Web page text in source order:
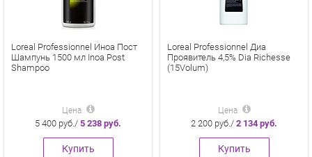
Loreal Professionnel Иноа Пост
Шампунь 1500 мл Inoa Post
Shampoo
Цена
5 400 руб./ 5 238 руб.
Купить
Loreal Professionnel Диа
Проявитель 4,5% Dia Richesse
(15Volum)
Цена
2 200 руб./ 2 134 руб.
Купить